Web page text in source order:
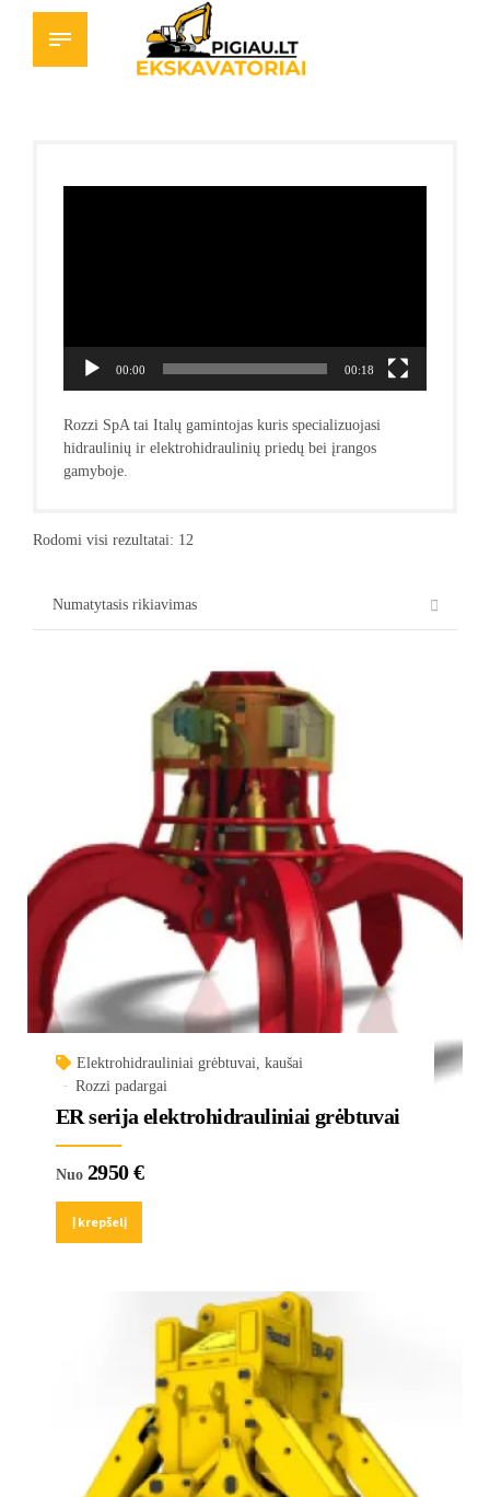
00:00 00:18
Rozzi SpA tai Italų gamintojas kuris specializuojasi
hidraulinių ir elektrohidraulinių priedų bei įrangos
gamyboje.
Rodomi visi rezultatai: 12
Elektrohidrauliniai grėbtuvai, kaušai
Rozzi padargai
ER serija elektrohidrauliniai grėbtuvai
Nuo 2950€
Į krepšelį